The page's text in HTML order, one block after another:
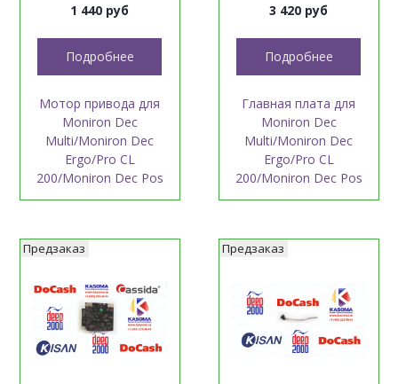
1 440 руб
Подробнее
Мотор привода для
Moniron Dec
Multi/Moniron Dec
Ergo/Pro CL
200/Moniron Dec Pos
3 420 руб
Подробнее
Главная плата для
Moniron Dec
Multi/Moniron Dec
Ergo/Pro CL
200/Moniron Dec Pos
Предзаказ Предзаказ